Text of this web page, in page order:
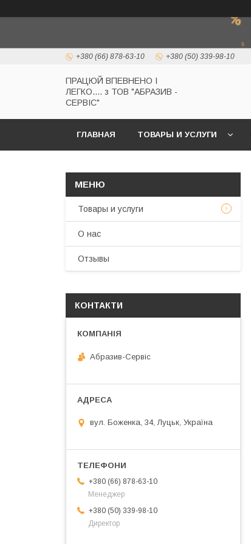
+380 (66) 878-63-10 +380 (50) 339-98-10
ПРАЦЮЙ ВПЕВНЕНО І
ЛЕГКО.... з ТОВ "АБРАЗИВ -
СЕРВІС"
ГЛАВНАЯ ТОВАРЫ И УСЛУГИ
Товары и услуги
О нас
Отзывы
КОНТАКТИ
Абразив-Сервіс
вул. Боженка, 34, Луцьк, Україна
+380 (66) 878-63-10
Менеджер
+380 (50) 339-98-10
Директор